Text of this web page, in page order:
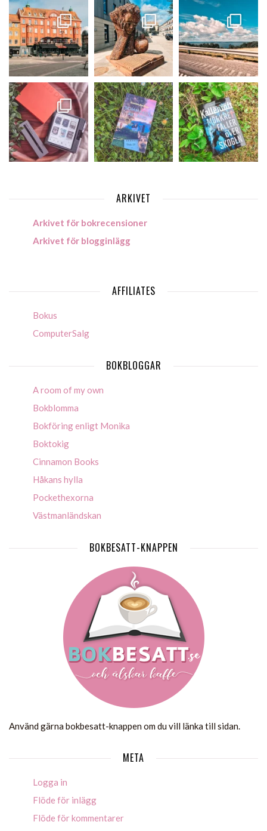
ARKIVET
Arkivet för bokrecensioner
Arkivet för blogginlägg
AFFILIATES
Bokus
ComputerSalg
BOKBLOGGAR
A room of my own
Bokblomma
Bokföring enligt Monika
Boktokig
Cinnamon Books
Håkans hylla
Pockethexorna
Västmanländskan
BOKBESATT-KNAPPEN
Använd gärna bokbesatt-knappen om du vill länka till sidan.
META
Logga in
Flöde för inlägg
Flöde för kommentarer